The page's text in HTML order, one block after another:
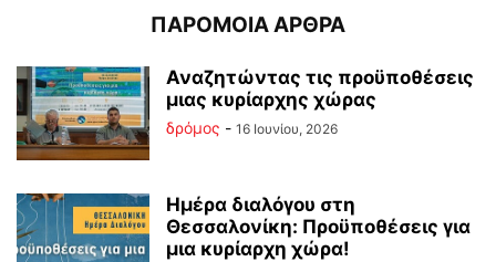
ΠΑΡΟΜΟΙΑ ΑΡΘΡΑ
Αναζητώντας τις προϋποθέσεις
μιας κυρίαρχης χώρας
δρόμος - 16 Ιουνίου, 2026
Ημέρα διαλόγου στη
Θεσσαλονίκη: Προϋποθέσεις για
μια κυρίαρχη χώρα!